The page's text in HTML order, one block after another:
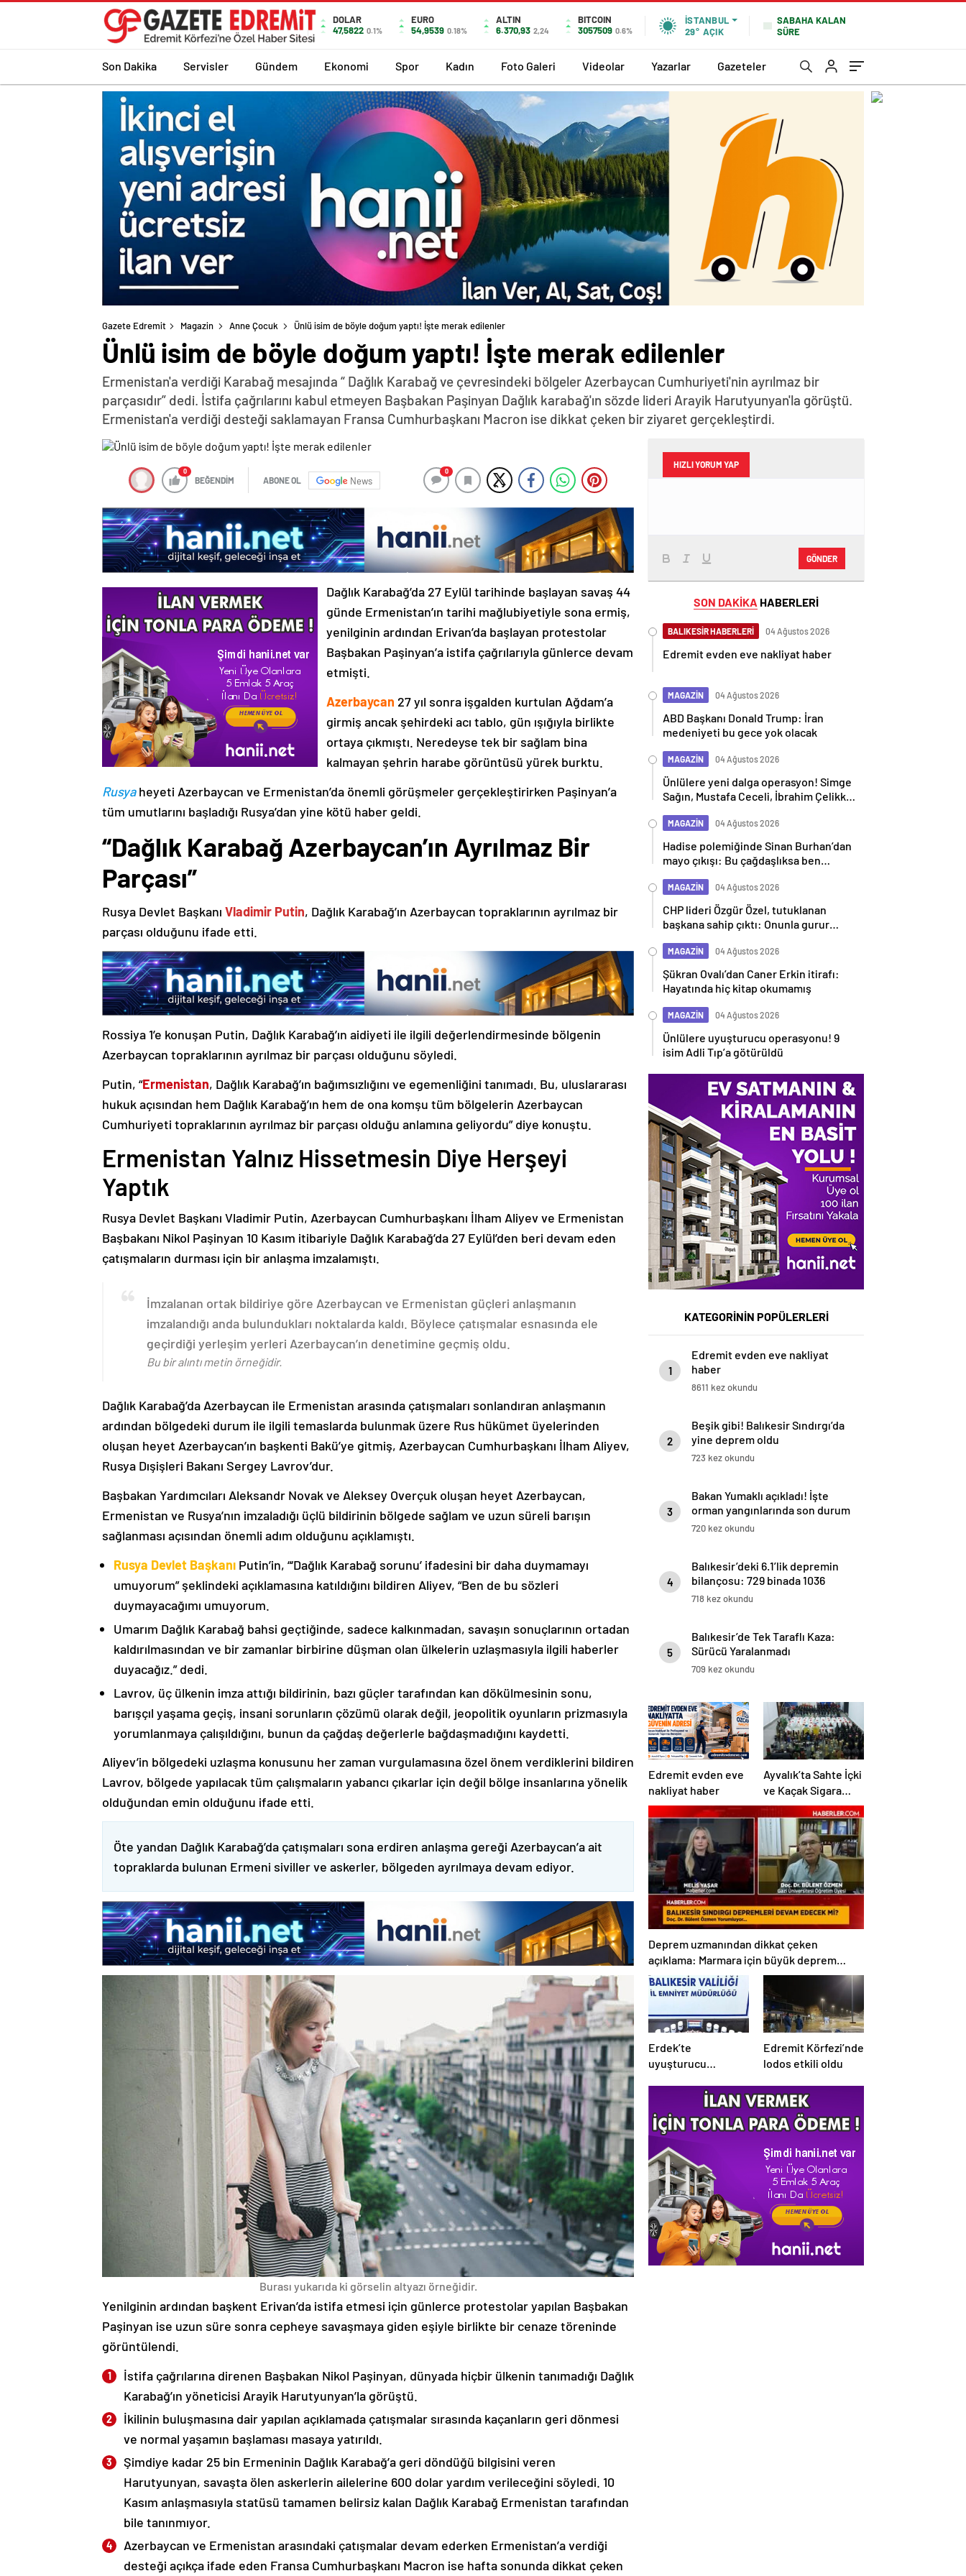
DOLAR
47,5822 0.1%
EURO
54,9539 0.18%
ALTIN
6.370,93 2,24
BITCOIN
3057509 0.6%
İSTANBUL
29° AÇIK
SABAHA KALAN
SÜRE
Son Dakika Servisler Gündem Ekonomi Spor Kadın Foto Galeri Videolar Yazarlar Gazeteler
Gazete Edremit Magazin Anne Çocuk Ünlü isim de böyle doğum yaptı! İşte merak edilenler
Ünlü isim de böyle doğum yaptı! İşte merak edilenler
Ermenistan'a verdiği Karabağ mesajında “ Dağlık Karabağ ve çevresindeki bölgeler Azerbaycan Cumhuriyeti'nin ayrılmaz bir
parçasıdır” dedi. İstifa çağrılarını kabul etmeyen Başbakan Paşinyan Dağlık karabağ'ın sözde lideri Arayik Harutyunyan'la görüştü.
Ermenistan'a verdiği desteği saklamayan Fransa Cumhurbaşkanı Macron ise dikkat çeken bir ziyaret gerçekleştirdi.
0
BEĞENDİM ABONE OL News
0
Dağlık Karabağ’da 27 Eylül tarihinde başlayan savaş 44
günde Ermenistan’ın tarihi mağlubiyetiyle sona ermiş,
yenilginin ardından Erivan’da başlayan protestolar
Başbakan Paşinyan’a istifa çağrılarıyla günlerce devam
etmişti.
Azerbaycan 27 yıl sonra işgalden kurtulan Ağdam’a
girmiş ancak şehirdeki acı tablo, gün ışığıyla birlikte
ortaya çıkmıştı. Neredeyse tek bir sağlam bina
kalmayan şehrin harabe görüntüsü yürek burktu.
Rusyaheyeti Azerbaycan ve Ermenistan’da önemli görüşmeler gerçekleştirirken Paşinyan’a
tüm umutlarını başladığı Rusya’dan yine kötü haber geldi.
“Dağlık Karabağ Azerbaycan’ın Ayrılmaz Bir
Parçası”
Rusya Devlet Başkanı Vladimir Putin, Dağlık Karabağ’ın Azerbaycan topraklarının ayrılmaz bir
parçası olduğunu ifade etti.
Rossiya 1’e konuşan Putin, Dağlık Karabağ’ın aidiyeti ile ilgili değerlendirmesinde bölgenin
Azerbaycan topraklarının ayrılmaz bir parçası olduğunu söyledi.
Putin, “Ermenistan, Dağlık Karabağ’ın bağımsızlığını ve egemenliğini tanımadı. Bu, uluslararası
hukuk açısından hem Dağlık Karabağ’ın hem de ona komşu tüm bölgelerin Azerbaycan
Cumhuriyeti topraklarının ayrılmaz bir parçası olduğu anlamına geliyordu” diye konuştu.
Ermenistan Yalnız Hissetmesin Diye Herşeyi
Yaptık
Rusya Devlet Başkanı Vladimir Putin, Azerbaycan Cumhurbaşkanı İlham Aliyev ve Ermenistan
Başbakanı Nikol Paşinyan 10 Kasım itibariyle Dağlık Karabağ’da 27 Eylül’den beri devam eden
çatışmaların durması için bir anlaşma imzalamıştı.
İmzalanan ortak bildiriye göre Azerbaycan ve Ermenistan güçleri anlaşmanın
imzalandığı anda bulundukları noktalarda kaldı. Böylece çatışmalar esnasında ele
geçirdiği yerleşim yerleri Azerbaycan’ın denetimine geçmiş oldu.
Bu bir alıntı metin örneğidir.
Dağlık Karabağ’da Azerbaycan ile Ermenistan arasında çatışmaları sonlandıran anlaşmanın
ardından bölgedeki durum ile ilgili temaslarda bulunmak üzere Rus hükümet üyelerinden
oluşan heyet Azerbaycan’ın başkenti Bakü’ye gitmiş, Azerbaycan Cumhurbaşkanı İlham Aliyev,
Rusya Dışişleri Bakanı Sergey Lavrov’dur.
Başbakan Yardımcıları Aleksandr Novak ve Aleksey Overçuk oluşan heyet Azerbaycan,
Ermenistan ve Rusya’nın imzaladığı üçlü bildirinin bölgede sağlam ve uzun süreli barışın
sağlanması açısından önemli adım olduğunu açıklamıştı.
Rusya Devlet Başkanı Putin’in, “‘Dağlık Karabağ sorunu’ ifadesini bir daha duymamayı
umuyorum” şeklindeki açıklamasına katıldığını bildiren Aliyev, “Ben de bu sözleri
duymayacağımı umuyorum.
Umarım Dağlık Karabağ bahsi geçtiğinde, sadece kalkınmadan, savaşın sonuçlarının ortadan
kaldırılmasından ve bir zamanlar birbirine düşman olan ülkelerin uzlaşmasıyla ilgili haberler
duyacağız.” dedi.
Lavrov, üç ülkenin imza attığı bildirinin, bazı güçler tarafından kan dökülmesinin sonu,
barışçıl yaşama geçiş, insani sorunların çözümü olarak değil, jeopolitik oyunların prizmasıyla
yorumlanmaya çalışıldığını, bunun da çağdaş değerlerle bağdaşmadığını kaydetti.
Aliyev’in bölgedeki uzlaşma konusunu her zaman vurgulamasına özel önem verdiklerini bildiren
Lavrov, bölgede yapılacak tüm çalışmaların yabancı çıkarlar için değil bölge insanlarına yönelik
olduğundan emin olduğunu ifade etti.
Öte yandan Dağlık Karabağ’da çatışmaları sona erdiren anlaşma gereği Azerbaycan’a ait
topraklarda bulunan Ermeni siviller ve askerler, bölgeden ayrılmaya devam ediyor.
Burası yukarıda ki görselin altyazı örneğidir.
Yenilginin ardından başkent Erivan’da istifa etmesi için günlerce protestolar yapılan Başbakan
Paşinyan ise uzun süre sonra cepheye savaşmaya giden eşiyle birlikte bir cenaze töreninde
görüntülendi.
İstifa çağrılarına direnen Başbakan Nikol Paşinyan, dünyada hiçbir ülkenin tanımadığı Dağlık
Karabağ’ın yöneticisi Arayik Harutyunyan’la görüştü.
İkilinin buluşmasına dair yapılan açıklamada çatışmalar sırasında kaçanların geri dönmesi
ve normal yaşamın başlaması masaya yatırıldı.
Şimdiye kadar 25 bin Ermeninin Dağlık Karabağ’a geri döndüğü bilgisini veren
Harutyunyan, savaşta ölen askerlerin ailelerine 600 dolar yardım verileceğini söyledi. 10
Kasım anlaşmasıyla statüsü tamamen belirsiz kalan Dağlık Karabağ Ermenistan tarafından
bile tanınmıyor.
Azerbaycan ve Ermenistan arasındaki çatışmalar devam ederken Ermenistan’a verdiği
desteği açıkça ifade eden Fransa Cumhurbaşkanı Macron ise hafta sonunda dikkat çeken
HIZLI YORUM YAP
GÖNDER
SON DAKİKA HABERLERİ
BALIKESİR HABERLERİ 04 Ağustos 2026
Edremit evden eve nakliyat haber
MAGAZİN 04 Ağustos 2026
ABD Başkanı Donald Trump: İran
medeniyeti bu gece yok olacak
MAGAZİN 04 Ağustos 2026
Ünlülere yeni dalga operasyon! Simge
Sağın, Mustafa Ceceli, İbrahim Çelikkol
MAGAZİN 04 Ağustos 2026
Hadise polemiğinde Sinan Burhan’dan
mayo çıkışı: Bu çağdaşlıksa ben
MAGAZİN 04 Ağustos 2026
CHP lideri Özgür Özel, tutuklanan
başkana sahip çıktı: Onunla gurur
MAGAZİN 04 Ağustos 2026
Şükran Ovalı’dan Caner Erkin itirafı:
Hayatında hiç kitap okumamış
MAGAZİN 04 Ağustos 2026
Ünlülere uyuşturucu operasyonu! 9
isim Adli Tıp’a götürüldü
KATEGORİNİN POPÜLERLERİ
1
Edremit evden eve nakliyat
haber
8611 kez okundu
2
Beşik gibi! Balıkesir Sındırgı’da
yine deprem oldu
723 kez okundu
3
Bakan Yumaklı açıkladı! İşte
orman yangınlarında son durum
720 kez okundu
4
Balıkesir’deki 6.1’lik depremin
bilançosu: 729 binada 1036
bağımsız bölüm ağır hasarlı
718 kez okundu
5
Balıkesir’de Tek Taraflı Kaza:
Sürücü Yaralanmadı
709 kez okundu
Edremit evden eve
nakliyat haber
Ayvalık’ta Sahte İçki
ve Kaçak Sigara
Operasyonu: 2
Tutuklama
Deprem uzmanından dikkat çeken
açıklama: Marmara için büyük deprem
uyarısı
Erdek’te
uyuşturucu
Edremit Körfezi’nde
lodos etkili oldu